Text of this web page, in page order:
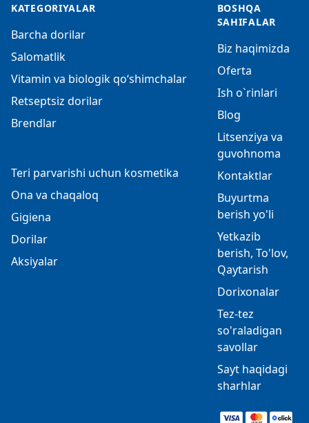
KATEGORIYALAR
Barcha dorilar
Salomatlik
Vitamin va biologik qo‘shimchalar
Retseptsiz dorilar
Brendlar
Teri parvarishi uchun kosmetika
Ona va chaqaloq
Gigiena
Dorilar
Aksiyalar
BOSHQA
SAHIFALAR
Biz haqimizda
Oferta
Ish o`rinlari
Blog
Litsenziya va
guvohnoma
Kontaktlar
Buyurtma
berish yo'li
Yetkazib
berish, To'lov,
Qaytarish
Dorixonalar
Tez-tez
so'raladigan
savollar
Sayt haqidagi
sharhlar